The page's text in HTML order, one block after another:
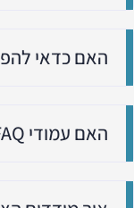
האם כדאי
האם עמודי FAQ נחשבים תוכן?